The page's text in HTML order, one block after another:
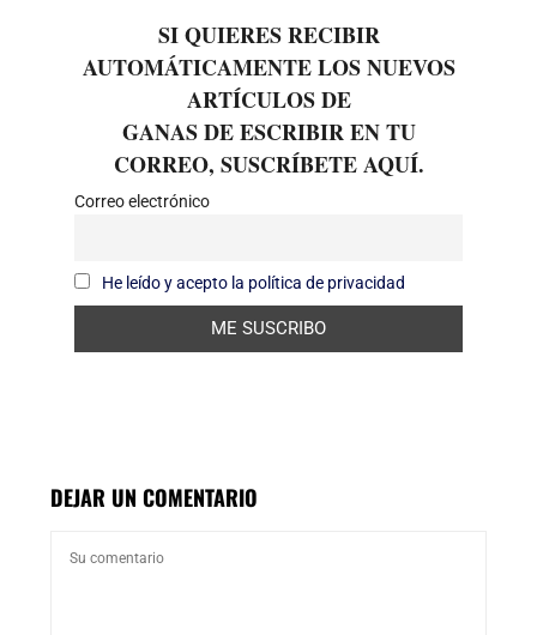
SI QUIERES RECIBIR
AUTOMÁTICAMENTE LOS NUEVOS
ARTÍCULOS DE
GANAS DE ESCRIBIR EN TU
CORREO, SUSCRÍBETE AQUÍ.
Correo electrónico
He leído y acepto la política de privacidad
DEJAR UN COMENTARIO